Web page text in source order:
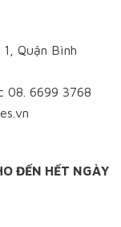
Quận Bình
08. 6699 3768
ĐẾN HẾT NGÀY